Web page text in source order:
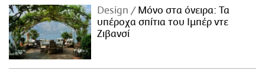
Design
Μόνο στα όνειρα: Τα
υπέροχα σπίτια του Ιμπέρ ντε
Ζιβανσί